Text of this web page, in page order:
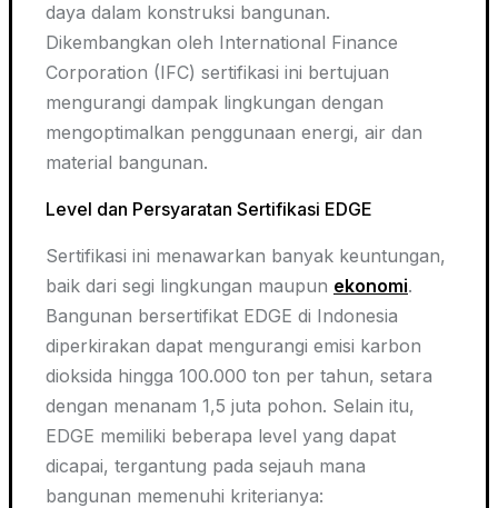
daya dalam konstruksi bangunan.
Dikembangkan oleh International Finance
Corporation (IFC) sertifikasi ini bertujuan
mengurangi dampak lingkungan dengan
mengoptimalkan penggunaan energi, air dan
material bangunan.
Level dan Persyaratan Sertifikasi EDGE
Sertifikasi ini menawarkan banyak keuntungan,
baik dari segi lingkungan maupun ekonomi.
Bangunan bersertifikat EDGE di Indonesia
diperkirakan dapat mengurangi emisi karbon
dioksida hingga 100.000 ton per tahun, setara
dengan menanam 1,5 juta pohon. Selain itu,
EDGE memiliki beberapa level yang dapat
dicapai, tergantung pada sejauh mana
bangunan memenuhi kriterianya: